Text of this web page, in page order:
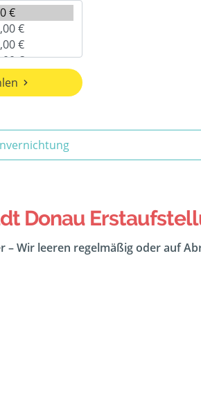
Donau
– Wir leeren regelmäßig oder auf